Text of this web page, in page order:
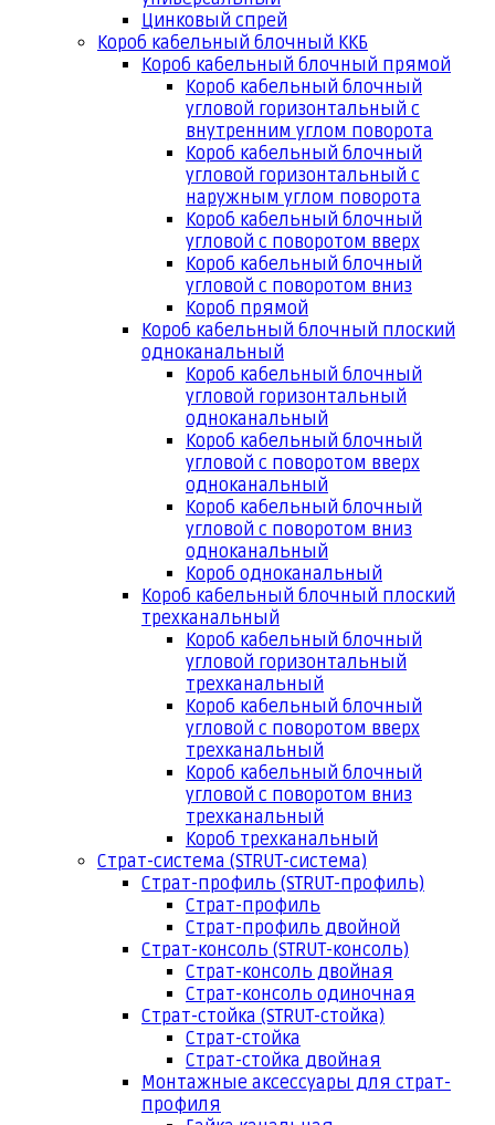
Цинковый спрей
Короб кабельный блочный ККБ
Короб кабельный блочный прямой
Короб кабельный блочный
угловой горизонтальный с
внутренним углом поворота
Короб кабельный блочный
угловой горизонтальный с
наружным углом поворота
Короб кабельный блочный
угловой с поворотом вверх
Короб кабельный блочный
угловой с поворотом вниз
Короб прямой
Короб кабельный блочный плоский
одноканальный
Короб кабельный блочный
угловой горизонтальный
одноканальный
Короб кабельный блочный
угловой с поворотом вверх
одноканальный
Короб кабельный блочный
угловой с поворотом вниз
одноканальный
Короб одноканальный
Короб кабельный блочный плоский
трехканальный
Короб кабельный блочный
угловой горизонтальный
трехканальный
Короб кабельный блочный
угловой с поворотом вверх
трехканальный
Короб кабельный блочный
угловой с поворотом вниз
трехканальный
Короб трехканальный
Страт-система (STRUT-система)
Страт-профиль (STRUT-профиль)
Страт-профиль
Страт-профиль двойной
Страт-консоль (STRUT-консоль)
Страт-консоль двойная
Страт-консоль одиночная
Страт-стойка (STRUT-стойка)
Страт-стойка
Страт-стойка двойная
Монтажные аксессуары для страт-
профиля